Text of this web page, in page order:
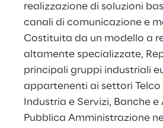
realizzazione di soluzioni
canali di comunicazione e
Costituita da un modello a
altamente specializzate,
principali gruppi industriali
appartenenti ai settori Telco
Industria e Servizi, Banche
Pubblica Amministrazione